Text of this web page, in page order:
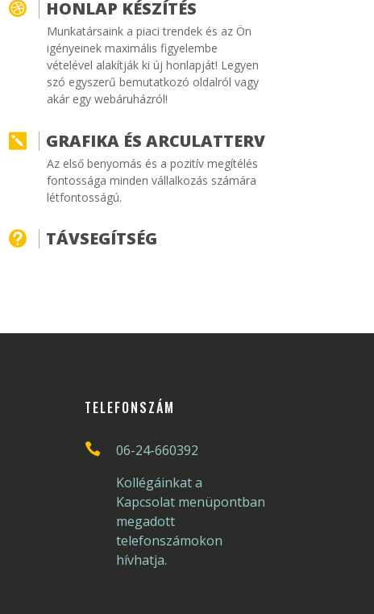
 HONLAP KÉSZÍTÉS
Munkatársaink a piaci trendek és az Ön
igényeinek maximális figyelembe
vételével alakítják ki új honlapját! Legyen
szó egyszerű bemutatkozó oldalról vagy
akár egy webáruházról!
 GRAFIKA ÉS ARCULATTERV
Az első benyomás és a pozitív megítélés
fontossága minden vállalkozás számára
létfontosságú.
 TÁVSEGÍTSÉG
TELEFONSZÁM

06-24-660392
Kollégáinkat a
Kapcsolat menüpontban
megadott
telefonszámokon
hívhatja.